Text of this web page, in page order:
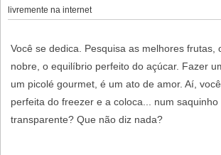
livremente na internet
Você se dedica. Pesquisa as melhores frutas,
nobre, o equilíbrio perfeito do açúcar. Fazer
um picolé gourmet, é um ato de amor. Aí,
perfeita do freezer e a coloca... num
transparente? Que não diz nada?